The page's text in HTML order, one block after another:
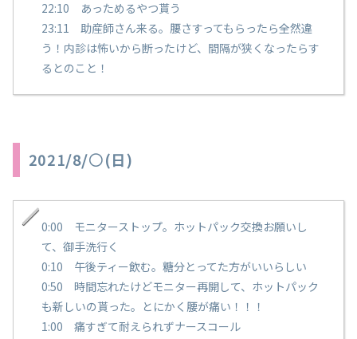
22:10 あっためるやつ貰う
23:11 助産師さん来る。腰さすってもらったら全然違
う！内診は怖いから断ったけど、間隔が狭くなったらす
るとのこと！
2021/8/○(日)
0:00 モニターストップ。ホットパック交換お願いし
て、御手洗行く
0:10 午後ティー飲む。糖分とってた方がいいらしい
0:50 時間忘れたけどモニター再開して、ホットパック
も新しいの貰った。とにかく腰が痛い！！！
1:00 痛すぎて耐えられずナースコール